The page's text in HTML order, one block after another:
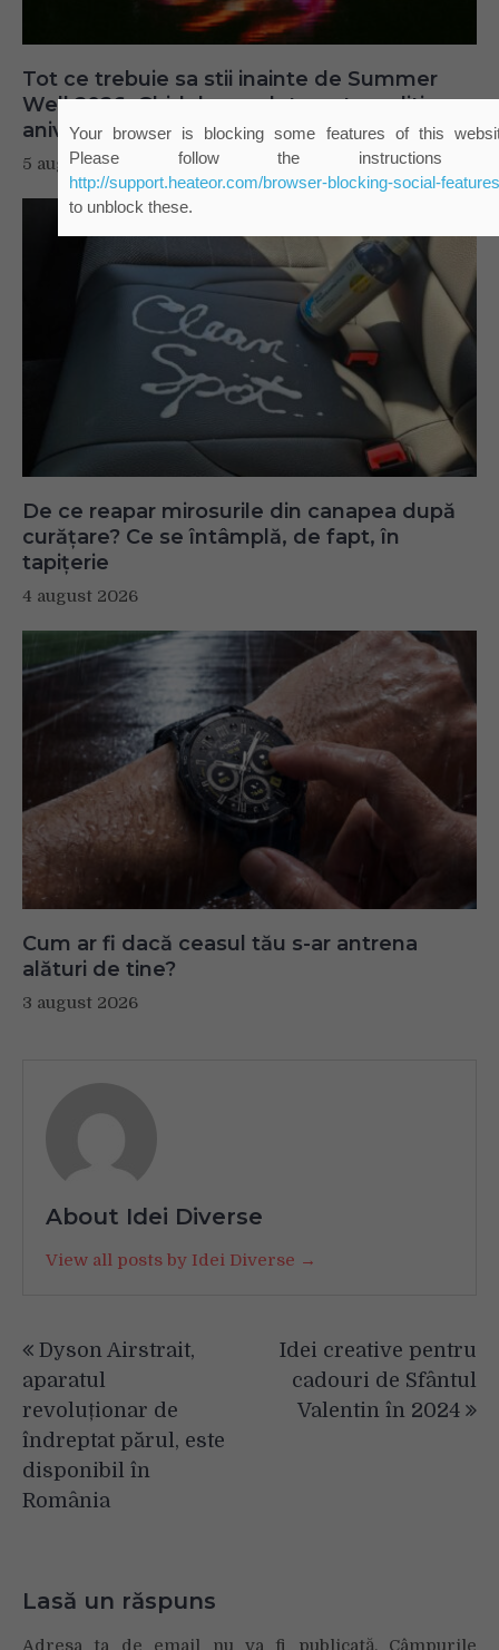
Tot ce trebuie sa stii inainte de Summer
Well 2026. Ghidul complet pentru editia
aniversara de 15 ani
5 august 2026
De ce reapar mirosurile din canapea după
curățare? Ce se întâmplă, de fapt, în
tapițerie
4 august 2026
Cum ar fi dacă ceasul tău s-ar antrena
alături de tine?
3 august 2026
About Idei Diverse
View all posts by Idei Diverse →
în
articole
Dyson Airstrait,
aparatul
revoluționar de
îndreptat părul, este
disponibil în
România
Idei creative pentru
cadouri de Sfântul
Valentin în 2024
Lasă un răspuns
Adresa ta de email nu va fi publicată. Câmpurile